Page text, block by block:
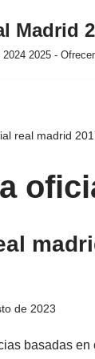
Madrid
2025 -
real madrid
de 2023
basadas en